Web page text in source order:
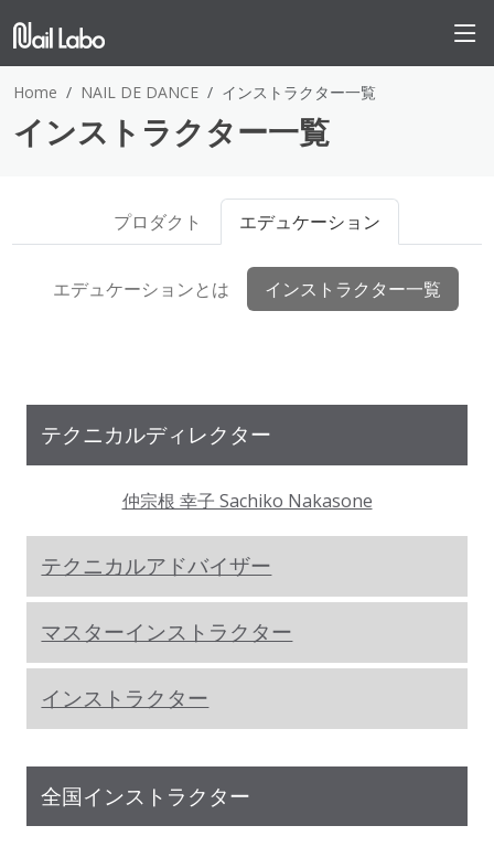
Home NAIL DE DANCE インストラクター一覧
インストラクター一覧
プロダクト エデュケーション
エデュケーションとは インストラクター一覧
テクニカルディレクター
仲宗根 幸子 Sachiko Nakasone
テクニカルアドバイザー
マスターインストラクター
インストラクター
全国インストラクター